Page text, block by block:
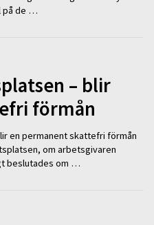
på de …
– blir
förmån
en permanent skattefri förmån
om arbetsgivaren
beslutades om …